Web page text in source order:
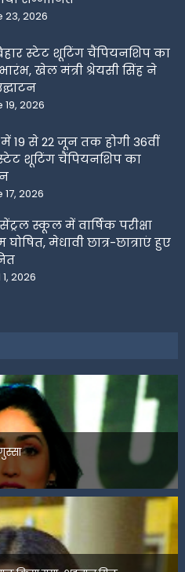
23, 2026
स्टेट शूटिंग चैंपियनशिप का
खेल मंत्री श्रेयसी सिंह ने
19, 2026
19 से 22 जून तक होगी 36वीं
शूटिंग चैंपियनशिप का
17, 2026
सेंट्रल स्कूल में वार्षिक परीक्षा
घोषित, मेधावी छात्र-छात्राएं हुए
2026